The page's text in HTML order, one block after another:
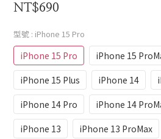
NT$690
型號 : iPhone 15 Pro
iPhone 15 Pro iPhone 15
iPhone 15 Plus
iPhone 14
iPhone 14 Pro
iPhone 14
iPhone 13
iPhone 13 ProMax